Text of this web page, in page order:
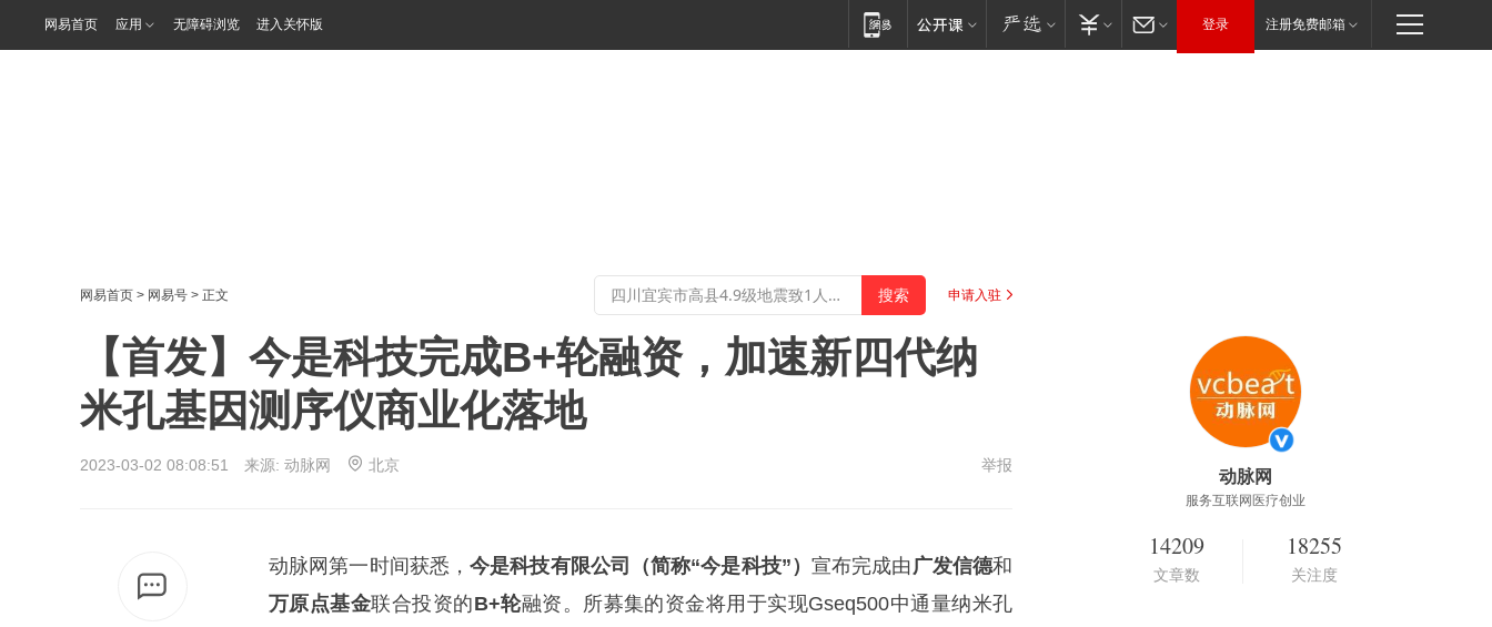
网易首页 应用 无障碍浏览 进入关怀版 登录 注册免费邮箱
网易首页 > 网易号 > 正文 申请入驻
【首发】今是科技完成B+轮融资，加速新四代纳
米孔基因测序仪商业化落地
2023-03-02 08:08:51 来源: 动脉网 北京 举报
动脉网第一时间获悉，今是科技有限公司（简称“今是科技”）宣布完成由广发信德和
万原点基金联合投资的B+轮融资。所募集的资金将用于实现Gseq500中通量纳米孔
动脉网
服务互联网医疗创业
14209
文章数
18255
关注度